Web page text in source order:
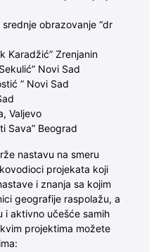
obrazovanje “dr
Karadžić” Zrenjanin
Novi Sad
” Novi Sad
Valjevo
Sava” Beograd
nastavu na smeru
projekata koji
i znanja sa kojim
geografije raspolažu, a
i aktivno učešće samih
projektima možete